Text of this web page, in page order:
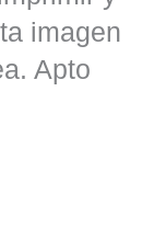
imagen
Apto